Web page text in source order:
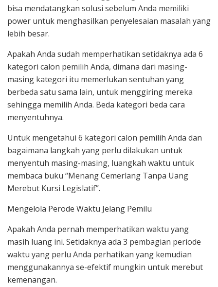
bisa mendatangkan solusi sebelum Anda memiliki
power untuk menghasilkan penyelesaian masalah yang
lebih besar.
Apakah Anda sudah memperhatikan setidaknya ada 6
kategori calon pemilih Anda, dimana dari masing-
masing kategori itu memerlukan sentuhan yang
berbeda satu sama lain, untuk menggiring mereka
sehingga memilih Anda. Beda kategori beda cara
menyentuhnya.
Untuk mengetahui 6 kategori calon pemilih Anda dan
bagaimana langkah yang perlu dilakukan untuk
menyentuh masing-masing, luangkah waktu untuk
membaca buku “Menang Cemerlang Tanpa Uang
Merebut Kursi Legislatif”.
Mengelola Perode Waktu Jelang Pemilu
Apakah Anda pernah memperhatikan waktu yang
masih luang ini. Setidaknya ada 3 pembagian periode
waktu yang perlu Anda perhatikan yang kemudian
menggunakannya se-efektif mungkin untuk merebut
kemenangan.